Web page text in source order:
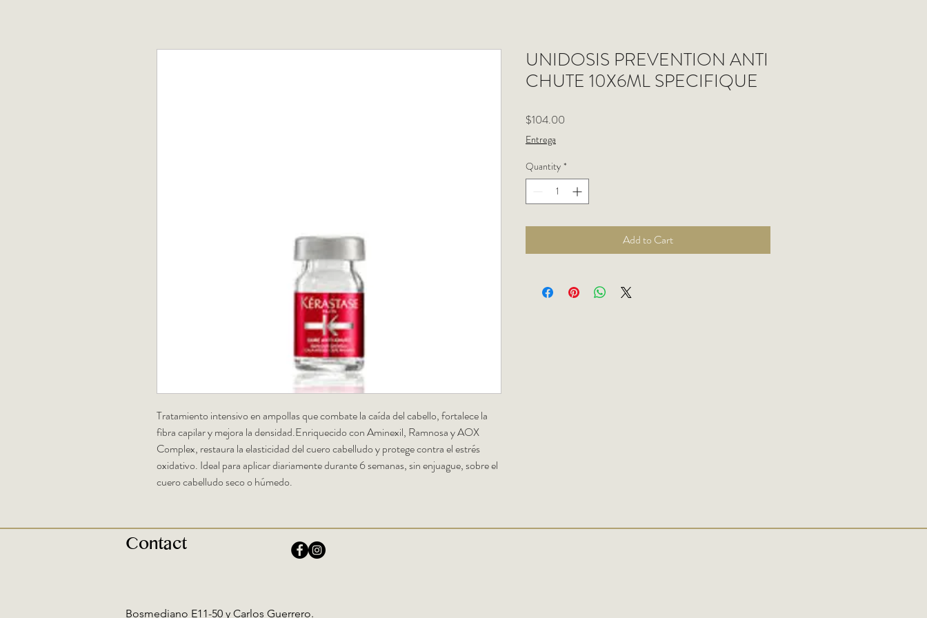
​Tratamiento intensivo en ampollas que combate la caída del cabello, fortalece la
fibra capilar y mejora la densidad.Enriquecido con Aminexil, Ramnosa y AOX
Complex, restaura la elasticidad del cuero cabelludo y protege contra el estrés
oxidativo. Ideal para aplicar diariamente durante 6 semanas, sin enjuague, sobre el
cuero cabelludo seco o húmedo.​
UNIDOSIS PREVENTION ANTI
CHUTE 10X6ML SPECIFIQUE
$104.00
Entrega
Quantity *
Add to Cart
Contact
Bosmediano E11-50 y Carlos Guerrero.